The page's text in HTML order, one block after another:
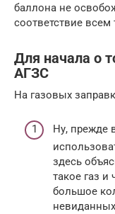
баллона не
соответствие всем
Для начала о
АГЗС
На газовых
Ну, прежде
здесь
такое газ и
большое